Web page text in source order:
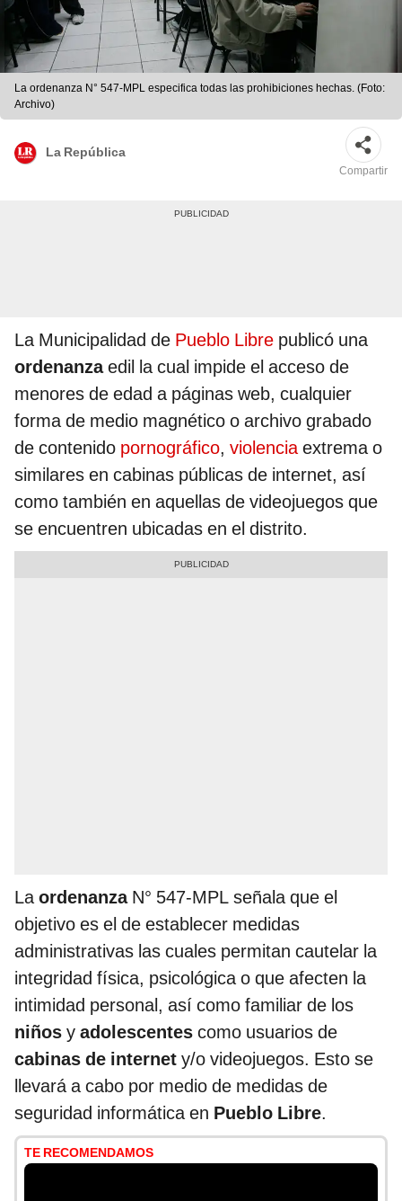
La ordenanza N° 547-MPL especifica todas las prohibiciones hechas. (Foto:
Archivo)
La República
Compartir
La Municipalidad de Pueblo Libre publicó una
ordenanzaedil la cual impide el acceso de
menores de edad a páginas web, cualquier
forma de medio magnético o archivo grabado
de contenido pornográfico, violenciaextrema o
similares en cabinas públicas de internet, así
como también en aquellas de videojuegos que
se encuentren ubicadas en el distrito.
LaordenanzaN° 547-MPL señala que el
objetivo es el de establecer medidas
administrativas las cuales permitan cautelar la
integridad física, psicológica o que afecten la
intimidad personal, así como familiar de los
niños y adolescentes como usuarios de
cabinas de internet y/o videojuegos. Esto se
llevará a cabo por medio de medidas de
seguridad informática en Pueblo Libre.
TE RECOMENDAMOS